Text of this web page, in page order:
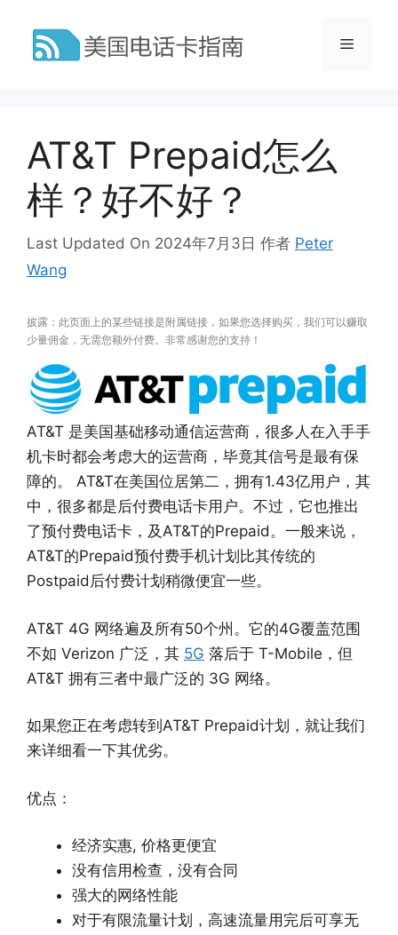
菜
AT&T Prepaid怎么
样？好不好？
Last Updated On 2024年7月3日 作者 Peter
Wang
披露：此页面上的某些链接是附属链接，如果您选择购买，我们可以赚取
少量佣金，无需您额外付费。非常感谢您的支持！
AT&T 是美国基础移动通信运营商，很多人在入手手
机卡时都会考虑大的运营商，毕竟其信号是最有保
障的。 AT&T在美国位居第二，拥有1.43亿用户，其
中，很多都是后付费电话卡用户。不过，它也推出
了预付费电话卡，及AT&T的Prepaid。一般来说，
AT&T的Prepaid预付费手机计划比其传统的
Postpaid后付费计划稍微便宜一些。
AT&T 4G 网络遍及所有50个州。它的4G覆盖范围
不如 Verizon 广泛，其 5G 落后于 T-Mobile，但
AT&T 拥有三者中最广泛的 3G 网络。
如果您正在考虑转到AT&T Prepaid计划，就让我们
来详细看一下其优劣。
优点：
经济实惠, 价格更便宜
没有信用检查，没有合同
强大的网络性能
对于有限流量计划，高速流量用完后可享无